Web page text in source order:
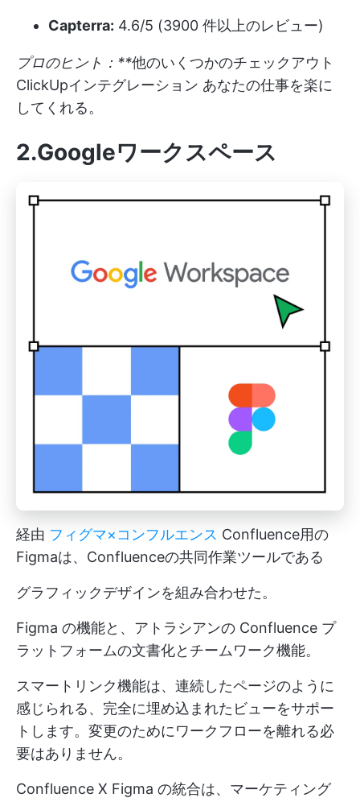
Capterra: 4.6/5 (3900 件以上のレビュー)
プロのヒント：**他のいくつかのチェックアウト
ClickUpインテグレーション あなたの仕事を楽に
してくれる。
2.Googleワークスペース
経由 フィグマ×コンフルエンス Confluence用の
Figmaは、Confluenceの共同作業ツールである
グラフィックデザインを組み合わせた。
Figma の機能と、アトラシアンの Confluence プ
ラットフォームの文書化とチームワーク機能。
スマートリンク機能は、連続したページのように
感じられる、完全に埋め込まれたビューをサポー
トします。変更のためにワークフローを離れる必
要はありません。
Confluence X Figma の統合は、マーケティング